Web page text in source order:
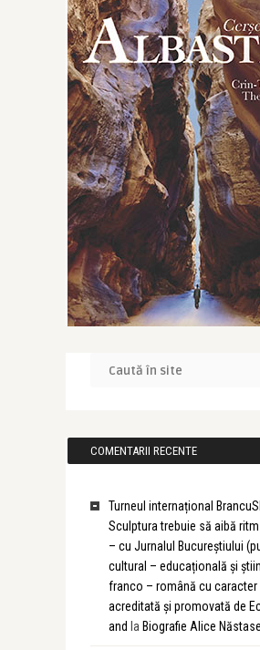
COMENTARII RECENTE
Turneul internațional
Sculptura trebuie să aibă
– cu Jurnalul Bucureștiului
cultural – educațională și
franco – română cu caracter
acreditată și promovată de
and la Biografie Alice